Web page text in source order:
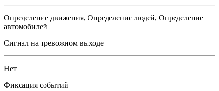
Определение движения, Определение людей, Определение
автомобилей
Сигнал на тревожном выходе
Нет
Фиксация событий